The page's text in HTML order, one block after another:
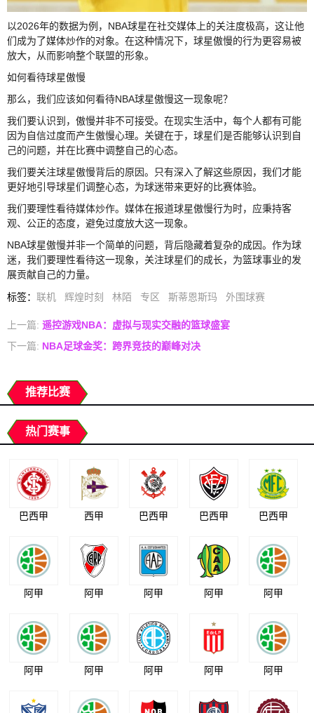
以2026年的数据为例，NBA球星在社交媒体上的关注度极高，这让他
们成为了媒体炒作的对象。在这种情况下，球星傲慢的行为更容易被
放大，从而影响整个联盟的形象。
如何看待球星傲慢
那么，我们应该如何看待NBA球星傲慢这一现象呢？
我们要认识到，傲慢并非不可接受。在现实生活中，每个人都有可能
因为自信过度而产生傲慢心理。关键在于，球星们是否能够认识到自
己的问题，并在比赛中调整自己的心态。
我们要关注球星傲慢背后的原因。只有深入了解这些原因，我们才能
更好地引导球星们调整心态，为球迷带来更好的比赛体验。
我们要理性看待媒体炒作。媒体在报道球星傲慢行为时，应秉持客
观、公正的态度，避免过度放大这一现象。
NBA球星傲慢并非一个简单的问题，背后隐藏着复杂的成因。作为球
迷，我们要理性看待这一现象，关注球星们的成长，为篮球事业的发
展贡献自己的力量。
标签： 联机 辉煌时刻 林陌 专区 斯蒂恩斯玛 外围球赛
上一篇: 遥控游戏NBA：虚拟与现实交融的篮球盛宴
下一篇: NBA足球金奖：跨界竞技的巅峰对决
推荐比赛
热门赛事
巴西甲 西甲 巴西甲 巴西甲 巴西甲
阿甲 阿甲 阿甲 阿甲 阿甲
阿甲 阿甲 阿甲 阿甲 阿甲